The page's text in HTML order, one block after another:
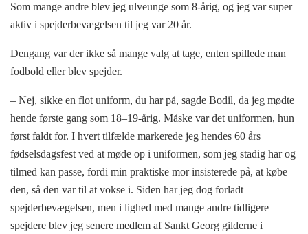
Som mange andre blev jeg ulveunge som 8-årig, og jeg var super
aktiv i spejderbevægelsen til jeg var 20 år.
Dengang var der ikke så mange valg at tage, enten spillede man
fodbold eller blev spejder.
– Nej, sikke en flot uniform, du har på, sagde Bodil, da jeg mødte
hende første gang som 18–19-årig. Måske var det uniformen, hun
først faldt for. I hvert tilfælde markerede jeg hendes 60 års
fødselsdagsfest ved at møde op i uniformen, som jeg stadig har og
tilmed kan passe, fordi min praktiske mor insisterede på, at købe
den, så den var til at vokse i. Siden har jeg dog forladt
spejderbevægelsen, men i lighed med mange andre tidligere
spejdere blev jeg senere medlem af Sankt Georg gilderne i